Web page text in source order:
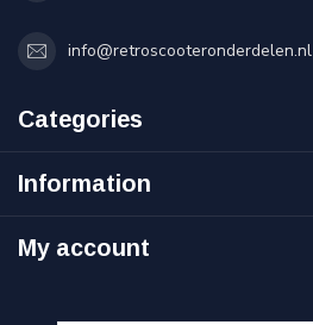
info@retroscooteronderdelen.nl
Categories
Information
My account